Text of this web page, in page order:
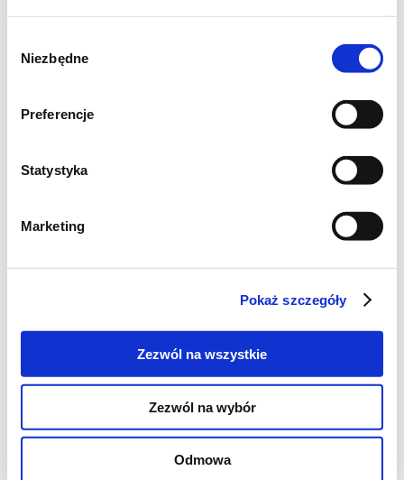
zgody
Niezbędne
Preferencje
Statystyka
Marketing
Pokaż szczegóły
Zezwól na wszystkie
Zezwól na wybór
Odmowa